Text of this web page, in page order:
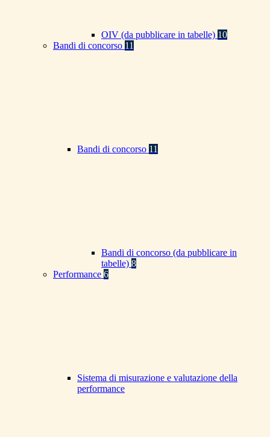
OIV (da pubblicare in tabelle) 10
Bandi di concorso 11
Bandi di concorso 11
Bandi di concorso (da pubblicare in
tabelle) 8
Performance 6
Sistema di misurazione e valutazione della
performance